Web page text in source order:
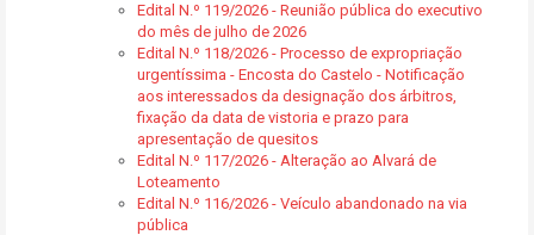
Edital N.º 119/2026 - Reunião pública do executivo
do mês de julho de 2026
Edital N.º 118/2026 - Processo de expropriação
urgentíssima - Encosta do Castelo - Notificação
aos interessados da designação dos árbitros,
fixação da data de vistoria e prazo para
apresentação de quesitos
Edital N.º 117/2026 - Alteração ao Alvará de
Loteamento
Edital N.º 116/2026 - Veículo abandonado na via
pública